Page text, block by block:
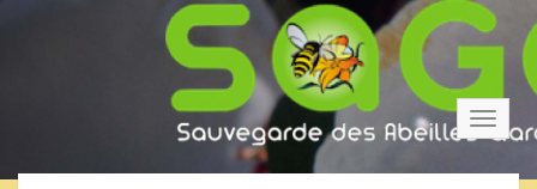
la